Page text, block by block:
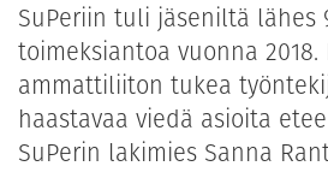
SuPeriin tuli jäseniltä lähes
toimeksiantoa vuonna 2018.
ammattiliiton tukea
haastavaa viedä asioita
SuPerin lakimies Sanna